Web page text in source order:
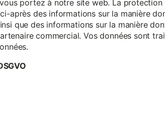
portez à notre site web. La
après des informations sur la manière
que des informations sur la manière
commercial. Vos données sont